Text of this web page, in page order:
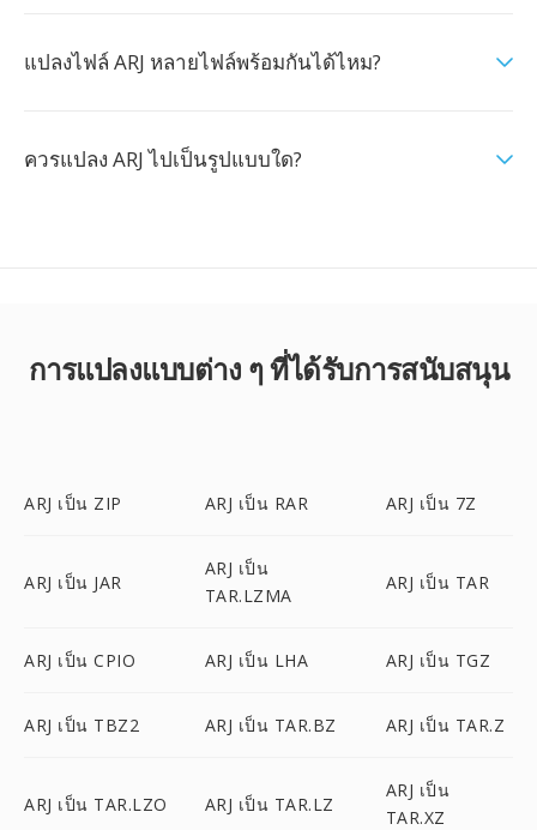
แปลงไฟล์ ARJ หลายไฟล์พร้อมกันได้ไหม?
ควรแปลง ARJ ไปเป็นรูปแบบใด?
การแปลงแบบต่าง ๆ ที่ได้รับการสนับสนุน
ARJ เป็น ZIP ARJ เป็น RAR ARJ เป็น 7Z
ARJ เป็น JAR
ARJ เป็น
TAR.LZMA
ARJ เป็น TAR
ARJ เป็น CPIO ARJ เป็น LHA ARJ เป็น TGZ
ARJ เป็น TBZ2 ARJ เป็น TAR.BZ ARJ เป็น TAR.Z
ARJ เป็น TAR.LZO ARJ เป็น TAR.LZ
ARJ เป็น
TAR.XZ